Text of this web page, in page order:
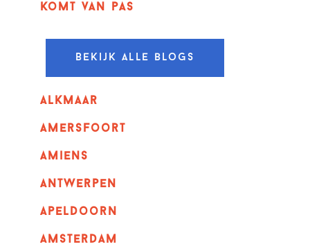
komt van pas
Bekijk alle blogs
alkmaar
amersfoort
amiens
Antwerpen
apeldoorn
Amsterdam